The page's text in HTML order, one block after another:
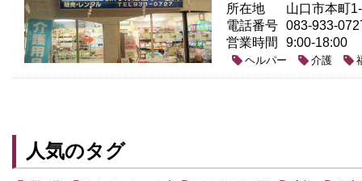
所在地
山口市本町
電話番号 083-933-
営業時間
9:00-18:00
ヘルパー 介護
人気のタグ